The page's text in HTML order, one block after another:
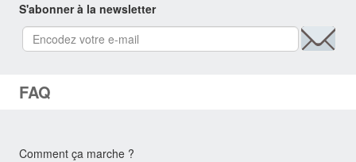
S'abonner à la newsletter
FAQ
Comment ça marche ?